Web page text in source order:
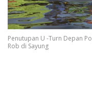
Penutupan U -Turn Depan
Rob di Sayung